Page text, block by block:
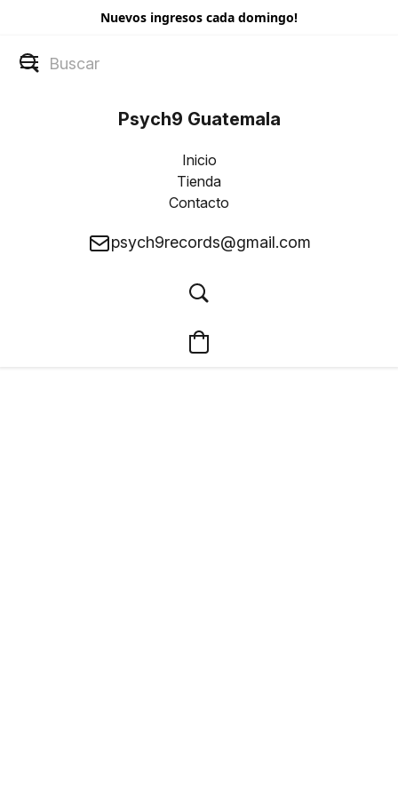
Nuevos ingresos cada domingo!
Psych9 Guatemala
Inicio
Tienda
Contacto
psych9records@gmail.com